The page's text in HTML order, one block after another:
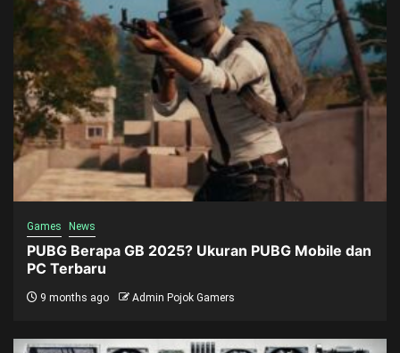
Games News
PUBG Berapa GB 2025? Ukuran PUBG Mobile dan
PC Terbaru
9 months ago Admin Pojok Gamers